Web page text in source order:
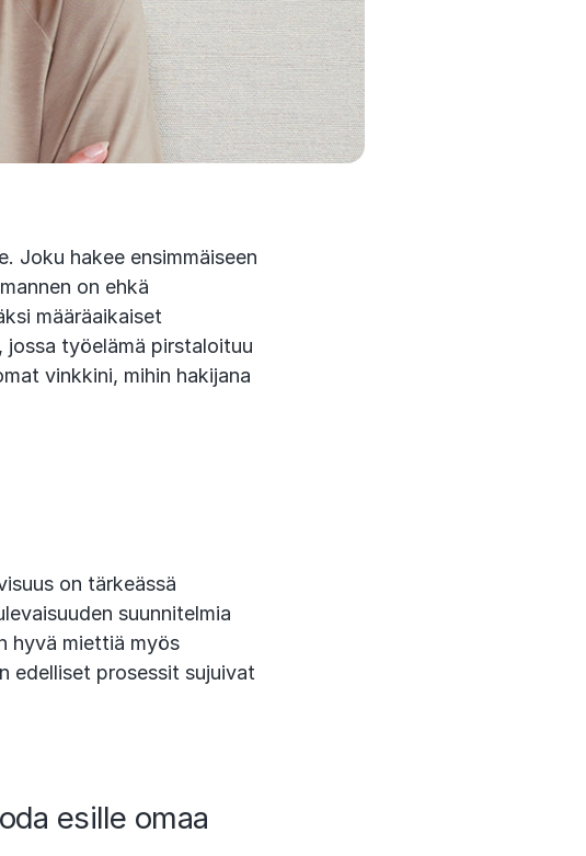
Joku hakee ensimmäiseen
on ehkä
määräaikaiset
työelämä pirstaloituu
vinkkini, mihin hakijana
on tärkeässä
suunnitelmia
hyvä miettiä myös
edelliset prosessit sujuivat
esille omaa